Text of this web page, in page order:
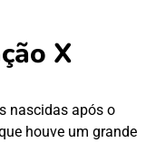
X
nascidas após o
houve um grande